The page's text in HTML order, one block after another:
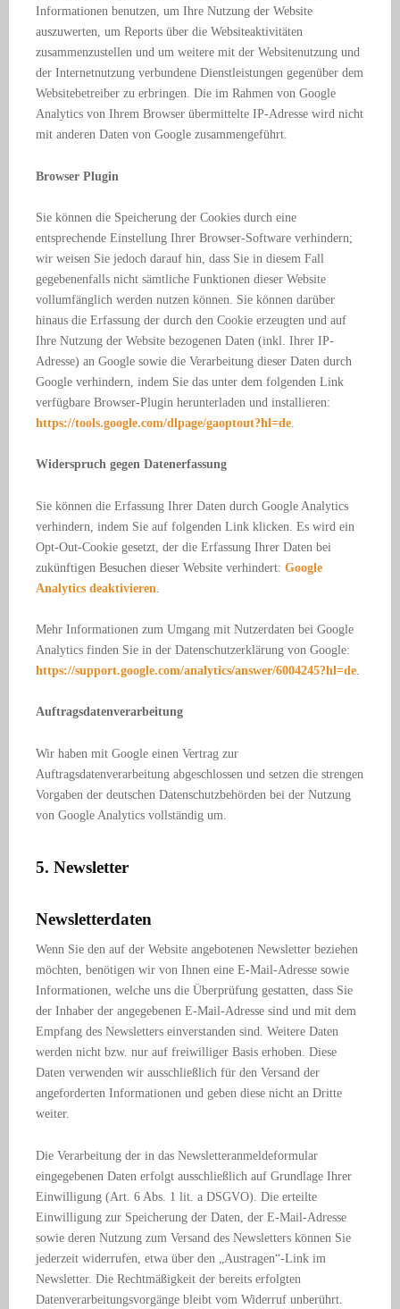
Informationen benutzen, um Ihre Nutzung der Website
auszuwerten, um Reports über die Websiteaktivitäten
zusammenzustellen und um weitere mit der Websitenutzung und
der Internetnutzung verbundene Dienstleistungen gegenüber dem
Websitebetreiber zu erbringen. Die im Rahmen von Google
Analytics von Ihrem Browser übermittelte IP-Adresse wird nicht
mit anderen Daten von Google zusammengeführt.
Browser Plugin
Sie können die Speicherung der Cookies durch eine
entsprechende Einstellung Ihrer Browser-Software verhindern;
wir weisen Sie jedoch darauf hin, dass Sie in diesem Fall
gegebenenfalls nicht sämtliche Funktionen dieser Website
vollumfänglich werden nutzen können. Sie können darüber
hinaus die Erfassung der durch den Cookie erzeugten und auf
Ihre Nutzung der Website bezogenen Daten (inkl. Ihrer IP-
Adresse) an Google sowie die Verarbeitung dieser Daten durch
Google verhindern, indem Sie das unter dem folgenden Link
verfügbare Browser-Plugin herunterladen und installieren:
https://tools.google.com/dlpage/gaoptout?hl=de.
Widerspruch gegen Datenerfassung
Sie können die Erfassung Ihrer Daten durch Google Analytics
verhindern, indem Sie auf folgenden Link klicken. Es wird ein
Opt-Out-Cookie gesetzt, der die Erfassung Ihrer Daten bei
zukünftigen Besuchen dieser Website verhindert: Google
Analytics deaktivieren
Mehr Informationen zum Umgang mit Nutzerdaten bei Google
Analytics finden Sie in der Datenschutzerklärung von Google:
https://support.google.com/analytics/answer/6004245?hl=de.
Auftragsdatenverarbeitung
Wir haben mit Google einen Vertrag zur
Auftragsdatenverarbeitung abgeschlossen und setzen die strengen
Vorgaben der deutschen Datenschutzbehörden bei der Nutzung
von Google Analytics vollständig um.
5. Newsletter
Newsletterdaten
Wenn Sie den auf der Website angebotenen Newsletter beziehen
möchten, benötigen wir von Ihnen eine E-Mail-Adresse sowie
Informationen, welche uns die Überprüfung gestatten, dass Sie
der Inhaber der angegebenen E-Mail-Adresse sind und mit dem
Empfang des Newsletters einverstanden sind. Weitere Daten
werden nicht bzw. nur auf freiwilliger Basis erhoben. Diese
Daten verwenden wir ausschließlich für den Versand der
angeforderten Informationen und geben diese nicht an Dritte
weiter.
Die Verarbeitung der in das Newsletteranmeldeformular
eingegebenen Daten erfolgt ausschließlich auf Grundlage Ihrer
Einwilligung (Art. 6 Abs. 1 lit. a DSGVO). Die erteilte
Einwilligung zur Speicherung der Daten, der E-Mail-Adresse
sowie deren Nutzung zum Versand des Newsletters können Sie
jederzeit widerrufen, etwa über den „Austragen“-Link im
Newsletter. Die Rechtmäßigkeit der bereits erfolgten
Datenverarbeitungsvorgänge bleibt vom Widerruf unberührt.